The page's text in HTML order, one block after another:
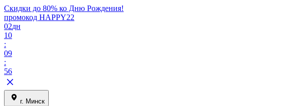
Скидки до 80% ко Дню Рождения!
промокод HAPPY22
02дн
10
:
09
:
56
г. Минск